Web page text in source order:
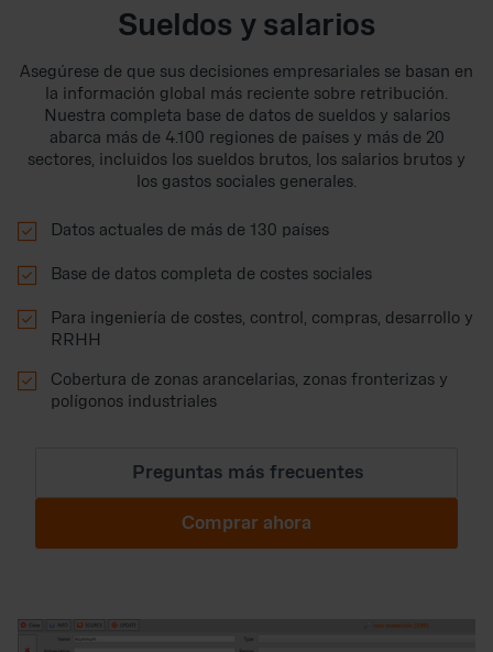
Sueldos y salarios
Asegúrese de que sus decisiones empresariales se basan en
la información global más reciente sobre retribución.
Nuestra completa base de datos de sueldos y salarios
abarca más de 4.100 regiones de países y más de 20
sectores, incluidos los sueldos brutos, los salarios brutos y
los gastos sociales generales.
 Datos actuales de más de 130 países
 Base de datos completa de costes sociales

Para ingeniería de costes, control, compras, desarrollo y
RRHH

Cobertura de zonas arancelarias, zonas fronterizas y
polígonos industriales
Preguntas más frecuentes
Comprar ahora